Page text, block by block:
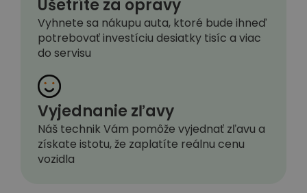
Ušetríte za opravy
Vyhnete sa nákupu auta, ktoré bude ihneď
potrebovať investíciu desiatky tisíc a viac
do servisu
Vyjednanie zľavy
Náš technik Vám pomôže vyjednať zľavu a
získate istotu, že zaplatíte reálnu cenu
vozidla